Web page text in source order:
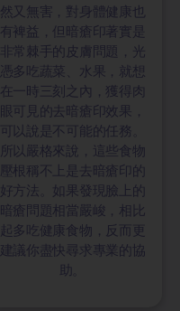
然又無害，對身體健康也
有裨益，但暗瘡印著實是
非常棘手的皮膚問題，光
憑多吃蔬菜、水果，就想
在一時三刻之內，獲得肉
眼可見的去暗瘡印效果，
可以說是不可能的任務。
所以嚴格來說，這些食物
壓根稱不上是去暗瘡印的
好方法。如果發現臉上的
暗瘡問題相當嚴峻，相比
起多吃健康食物，反而更
建議你盡快尋求專業的協
助。